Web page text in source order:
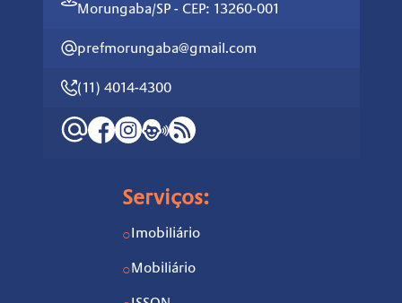
Morungaba/SP - CEP: 13260-001
prefmorungaba@gmail.com
(11) 4014-4300
Serviços:
○ Imobiliário
○Mobiliário